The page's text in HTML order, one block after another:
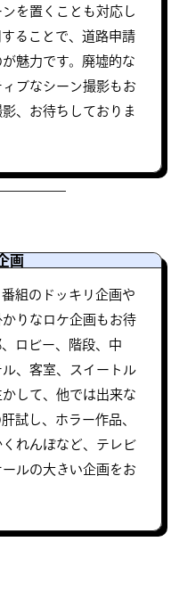
を置くことも対応し
ることで、道路申請
魅力です。廃墟的な
ブなシーン撮影もお
、お待ちしておりま
画
組のドッキリ企画や
りなロケ企画もお待
ロビー、階段、中
、客室、スイートル
して、他では出来な
試し、ホラー作品、
れんぼなど、テレビ
ルの大きい企画をお